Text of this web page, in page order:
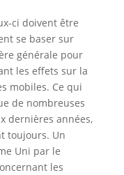
ci doivent être
se baser sur
générale pour
les effets sur la
mobiles. Ce qui
de nombreuses
dernières années,
toujours. Un
Uni par le
les